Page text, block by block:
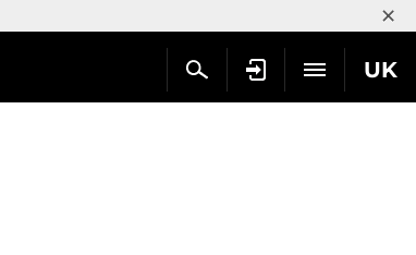
×
UK